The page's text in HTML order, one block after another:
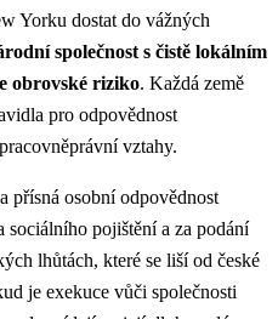
Yorku dostat do vážných
společnost s čistě lokálním
obrovské riziko. Každá země
pro odpovědnost
vztahy.
přísná osobní odpovědnost
sociálního pojištění a za podání
lhůtách, které se liší od české
je exekuce vůči společnosti